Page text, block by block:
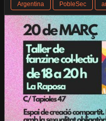
Argentina PobleSec